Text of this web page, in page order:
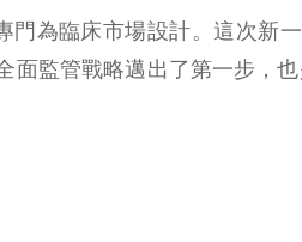
門為臨床市場設計。這次新
面監管戰略邁出了第一步，